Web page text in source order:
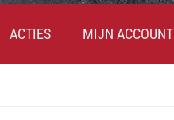
ACTIES MIJN ACCOUNT